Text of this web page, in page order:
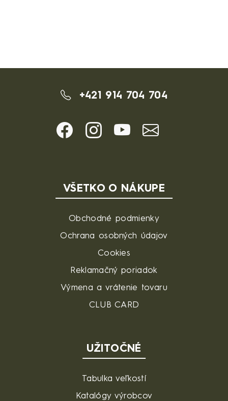
+421 914 704 704
VŠETKO O NÁKUPE
Obchodné podmienky
Ochrana osobných údajov
Cookies
Reklamačný poriadok
Výmena a vrátenie tovaru
CLUB CARD
UŽITOČNÉ
Tabulka veľkostí
Katalógy výrobcov